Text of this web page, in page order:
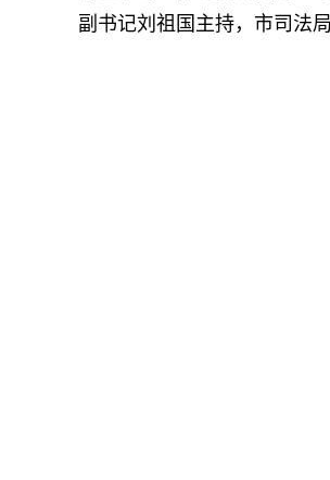
副书记刘祖国主持，市司法